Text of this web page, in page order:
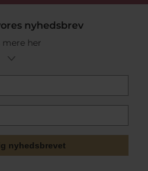
nyhedsbrev
her
nyhedsbrevet